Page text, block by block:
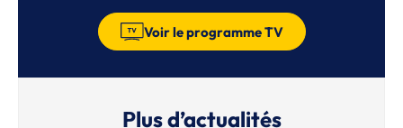
Voir le programme TV
Plus d’actualités